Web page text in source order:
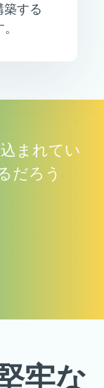
する
まれてい
だろう
牢な